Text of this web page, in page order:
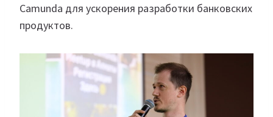
Camunda для ускорения разработки банковских
продуктов.